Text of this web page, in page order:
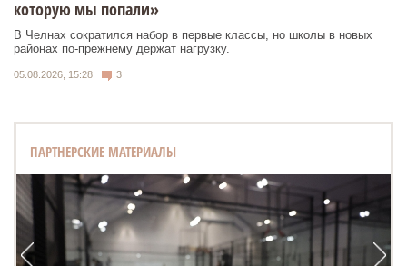
которую мы попали»
В Челнах сократился набор в первые классы, но школы в новых
районах по-прежнему держат нагрузку.
05.08.2026, 15:28 3
ПАРТНЕРСКИЕ МАТЕРИАЛЫ